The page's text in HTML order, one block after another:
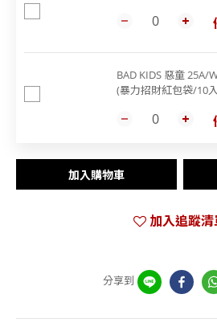
BAD KIDS 惡童 25A/
(暴力招財紅包袋/10
加入購物車
加入追蹤清
分享到